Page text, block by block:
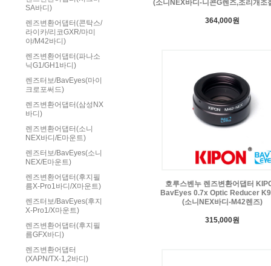
SA바디)
렌즈변환어댑터(콘탁스/
라이카/리코GXR/마미
야/M42바디)
렌즈변환어댑터(파나소
닉G1/GH1바디)
렌즈터보/BavEyes(마이
크로포써드)
렌즈변환어댑터(삼성NX
바디)
렌즈변환어댑터(소니
NEX바디/E마운트)
렌즈터보/BavEyes(소니
NEX/E마운트)
렌즈변환어댑터(후지필
름X-Pro1바디/X마운트)
렌즈터보/BavEyes(후지
X-Pro1/X마운트)
렌즈변환어댑터(후지필
름GFX바디)
렌즈변환어댑터
(XAPN/TX-1,2바디)
(소니NEX바디-니콘G렌즈,조리개조
364,000원
호루스벤누 렌즈변환어댑터
BavEyes 0.7x Optic Reducer
(소니NEX바디-M42렌즈)
315,000원